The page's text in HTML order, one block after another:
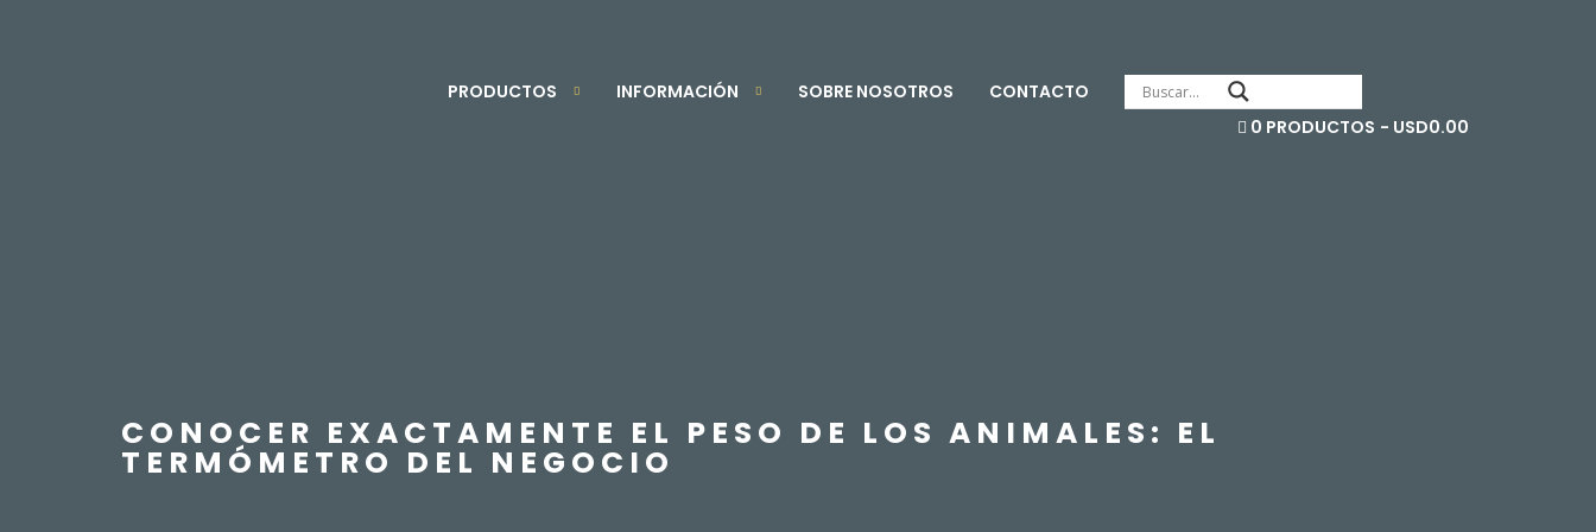
PRODUCTOS INFORMACIÓN SOBRE NOSOTROS
CONTACTO
0 PRODUCTOS
USD0.00
CONOCER EXACTAMENTE EL PESO DE LOS ANIMALES: EL
TERMÓMETRO DEL NEGOCIO